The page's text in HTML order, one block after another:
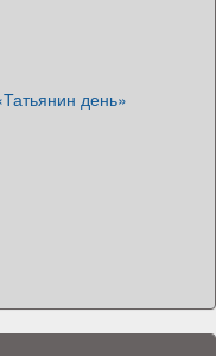
день»